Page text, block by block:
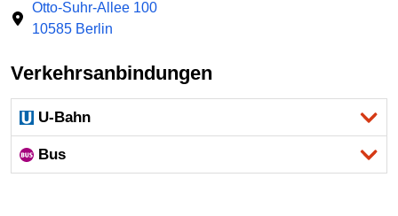
Otto-Suhr-Allee 100
10585 Berlin
Verkehrsanbindungen
U-Bahn
Bus